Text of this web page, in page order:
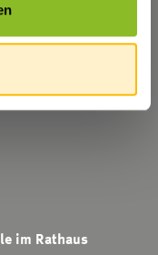
im Rathaus